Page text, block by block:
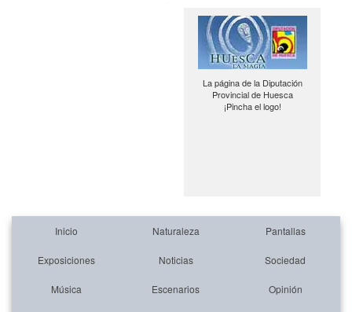
La página de la Diputación
Provincial de Huesca
¡Pincha el logo!
Inicio Naturaleza Pantallas
Exposiciones Noticias Sociedad
Música Escenarios Opinión